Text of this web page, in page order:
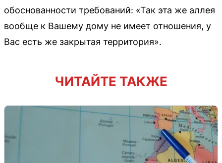
обоснованности требований: «Так эта же аллея
вообще к Вашему дому не имеет отношения, у
Вас есть же закрытая территория».
ЧИТАЙТЕ ТАКЖЕ